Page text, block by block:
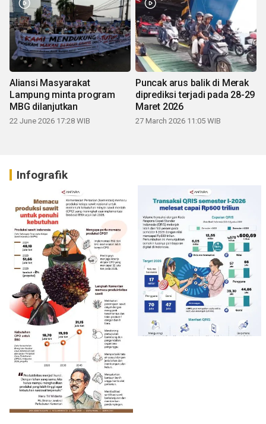
Aliansi Masyarakat
Lampung minta program
MBG dilanjutkan
22 June 2026 17:28 WIB
Puncak arus balik di Merak
diprediksi terjadi pada 28-29
Maret 2026
27 March 2026 11:05 WIB
Infografik